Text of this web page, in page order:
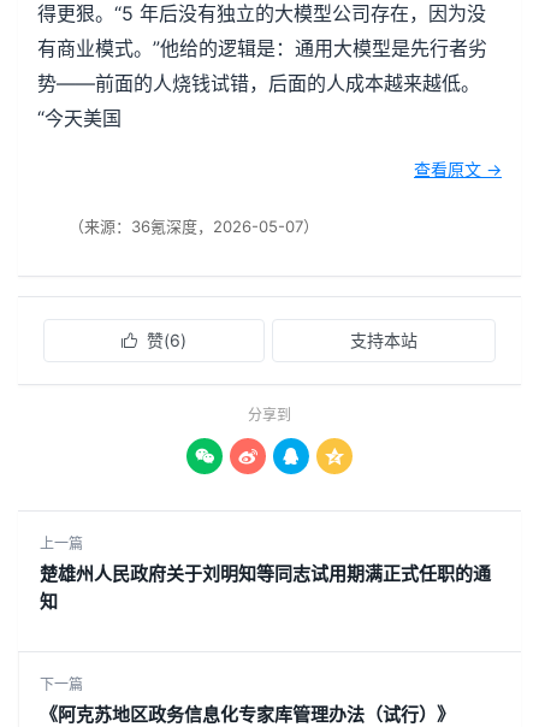
得更狠。“5 年后没有独立的大模型公司存在，因为没
有商业模式。”他给的逻辑是：通用大模型是先行者劣
势——前面的人烧钱试错，后面的人成本越来越低。
“今天美国
查看原文 →
（来源：36氪深度，2026-05-07）
 赞(6) 支持本站
分享到
   
上一篇
楚雄州人民政府关于刘明知等同志试用期满正式任职的通
知
下一篇
《阿克苏地区政务信息化专家库管理办法（试行）》